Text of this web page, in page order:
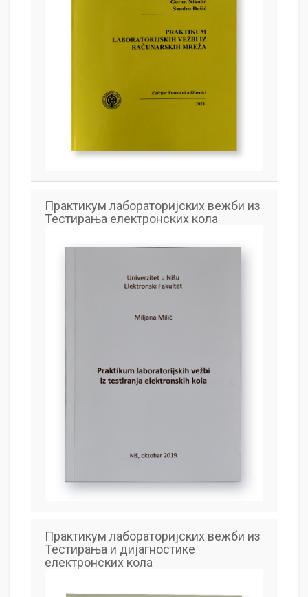
Практикум лабораторијских вежби из
Тестирања електронских кола
Практикум лабораторијских вежби из
Тестирања и дијагностике
електронских кола